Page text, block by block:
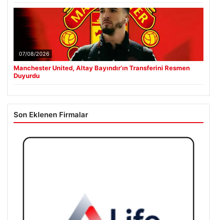
07/08/2026
Manchester United, Altay Bayındır’ın Transferini Resmen
Duyurdu
Son Eklenen Firmalar